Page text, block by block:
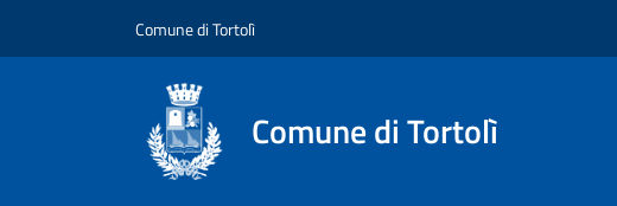
Comune di Tortolì
Comune di Tortolì